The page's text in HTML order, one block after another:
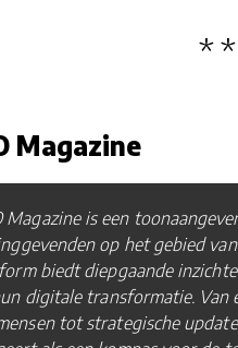
Magazine
Magazine is een
op het gebied
biedt diepgaande
digitale transformatie.
tot strategische